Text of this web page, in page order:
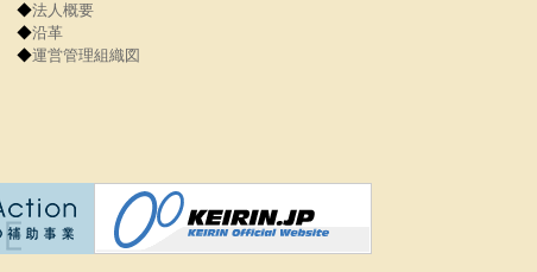
◆法人概要
◆沿革
◆運営管理組織図